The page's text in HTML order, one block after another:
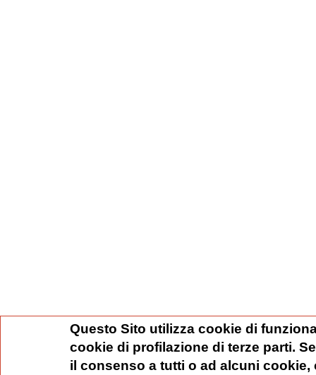
Questo Sito utilizza cookie di
cookie di profilazione di terze parti.
il consenso a tutti o ad alcuni